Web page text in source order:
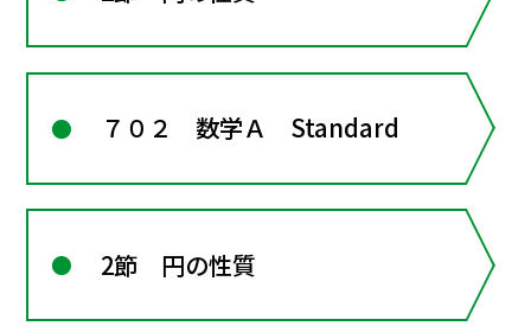
７０２ 数学Ａ Standard
2節 円の性質